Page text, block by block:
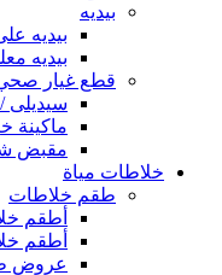
بيديه
بيديه
بيديه
قطع غيار
سيديلى
ماكينة
مقبض
خلاطات مياة
طقم خلاطات
أطقم
أطقم
عروض